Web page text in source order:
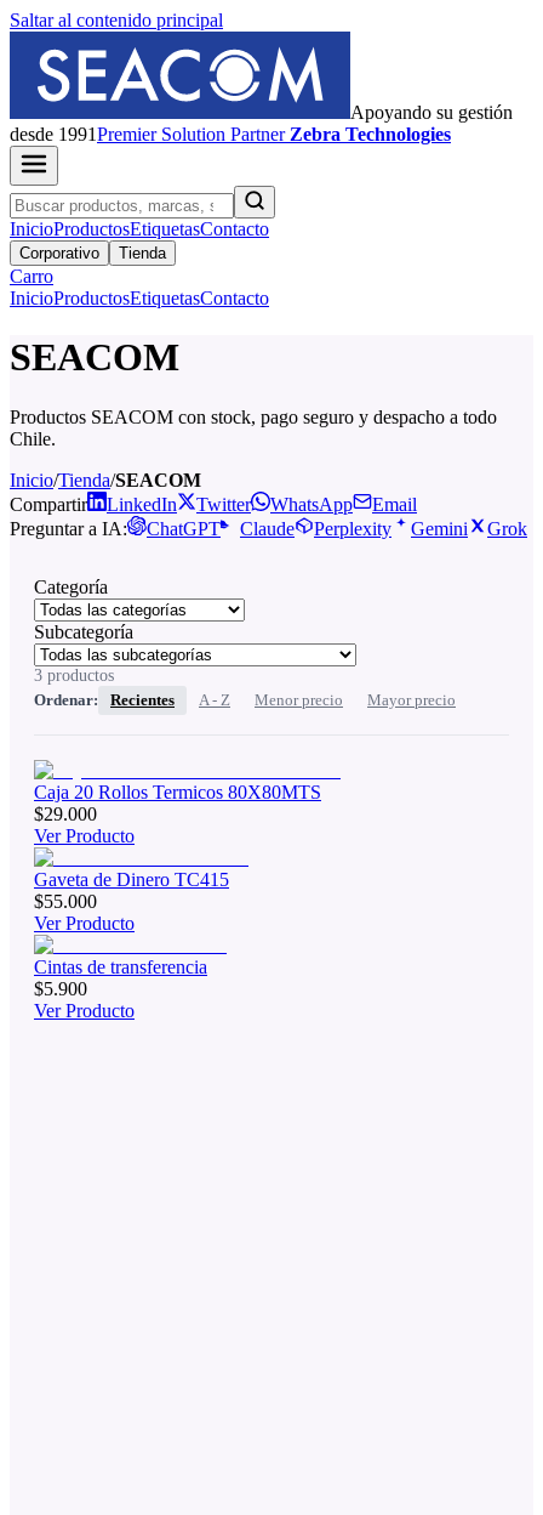
Saltar al contenido principal
Apoyando su gestión
desde 1991PremierSolution Partner Zebra Technologies
InicioProductosEtiquetasContacto
Corporativo Tienda
Carro
InicioProductosEtiquetasContacto
SEACOM
Productos SEACOM con stock, pago seguro y despacho a todo
Chile.
Inicio/Tienda/SEACOM
Compartir
LinkedIn Twitter WhatsApp
Email
Preguntar a IA:
ChatGPT Claude Perplexity Gemini Grok
Categoría
Subcategoría
3 productos
Ordenar:
Recientes A - Z Menor precio Mayor precio
Caja 20 Rollos Termicos 80X80MTS
$29.000
Ver Producto
Gaveta de Dinero TC415
$55.000
Ver Producto
Cintas de transferencia
$5.900
Ver Producto